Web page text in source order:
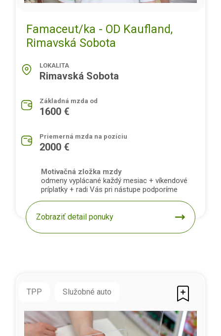
Famaceut/ka - OD Kaufland,
Rimavská Sobota
LOKALITA
Rimavská Sobota
Základná mzda od
1600 €
Priemerná mzda na pozíciu
2000 €
Motivačná zložka mzdy
odmeny vyplácané každý mesiac + víkendové
príplatky + radi Vás pri nástupe podporíme
Zobraziť detail ponuky
TPP Služobné auto